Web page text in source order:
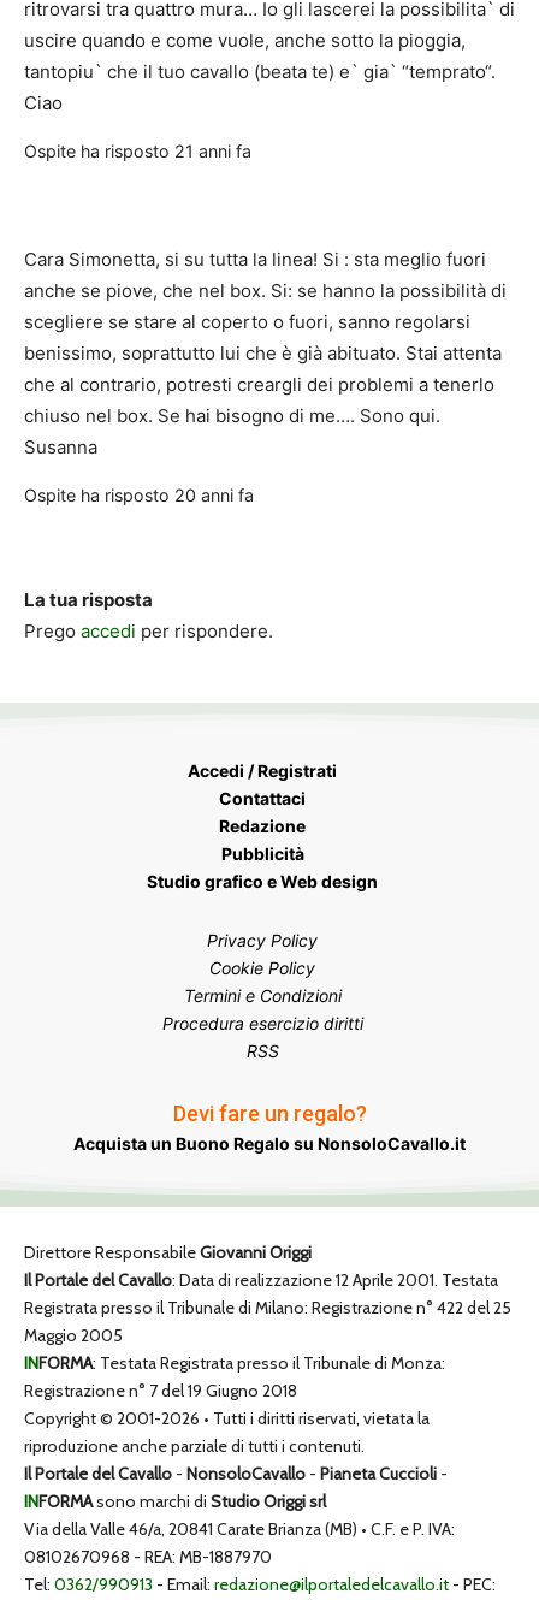
ritrovarsi tra quattro mura… Io gli lascerei la possibilita` di
uscire quando e come vuole, anche sotto la pioggia,
tantopiu` che il tuo cavallo (beata te) e` gia` “temprato“.
Ciao
Ospite ha risposto 21 anni fa
Cara Simonetta, si su tutta la linea! Si : sta meglio fuori
anche se piove, che nel box. Si: se hanno la possibilità di
scegliere se stare al coperto o fuori, sanno regolarsi
benissimo, soprattutto lui che è già abituato. Stai attenta
che al contrario, potresti creargli dei problemi a tenerlo
chiuso nel box. Se hai bisogno di me…. Sono qui.
Susanna
Ospite ha risposto 20 anni fa
La tua risposta
Prego accedi per rispondere.
Accedi / Registrati
Contattaci
Redazione
Pubblicità
Studio grafico e Web design
Privacy Policy
Cookie Policy
Termini e Condizioni
Procedura esercizio diritti
RSS
Devi fare un regalo?
Acquista un Buono Regalo su NonsoloCavallo.it
Direttore ResponsabileGiovanni Origgi
Il Portale del Cavallo: Data di realizzazione 12 Aprile 2001. Testata
Registrata presso il Tribunale di Milano: Registrazione n° 422 del 25
Maggio 2005
INFORMA: Testata Registrata presso il Tribunale di Monza:
Registrazione n° 7 del 19 Giugno 2018
Copyright © 2001-2026 • Tutti i diritti riservati, vietata la
riproduzione anche parziale di tutti i contenuti.
Il Portale del Cavallo - NonsoloCavallo - Pianeta Cuccioli -
INFORMAsono marchi di Studio Origgi srl
Via della Valle 46/a, 20841 Carate Brianza (MB) • C.F. e P. IVA:
08102670968 - REA: MB-1887970
Tel: 0362/990913 - Email: redazione@ilportaledelcavallo.it - PEC: